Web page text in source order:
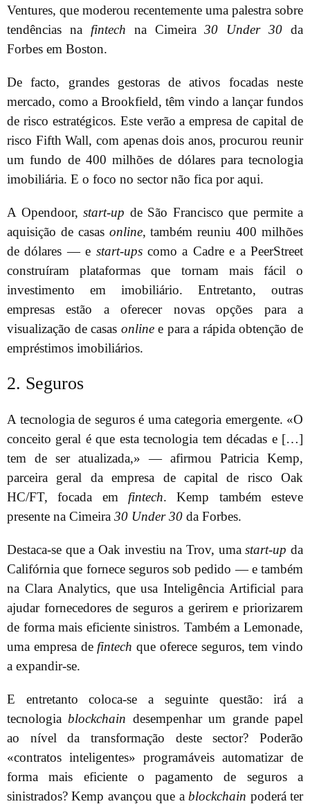
Ventures, que moderou recentemente uma palestra sobre
tendências na fintech na Cimeira30 Under 30 da
Forbes em Boston.
De facto, grandes gestoras de ativos focadas neste
mercado, como a Brookfield, têm vindo a lançar fundos
de risco estratégicos. Este verão a empresa de capital de
risco Fifth Wall, com apenas dois anos, procurou reunir
um fundo de 400 milhões de dólares para tecnologia
imobiliária. E o foco no sector não fica por aqui.
A Opendoor, start-up de São Francisco que permite a
aquisição de casas online, também reuniu 400 milhões
de dólares — e start-upscomo a Cadre e a PeerStreet
construíram plataformas que tornam mais fácil o
investimento em imobiliário. Entretanto, outras
empresas estão a oferecer novas opções para a
visualização de casas onlinee para a rápida obtenção de
empréstimos imobiliários.
2. Seguros
A tecnologia de seguros é uma categoria emergente. «O
conceito geral é que esta tecnologia tem décadas e […]
tem de ser atualizada,» — afirmou Patricia Kemp,
parceira geral da empresa de capital de risco Oak
HC/FT, focada em fintech. Kemp também esteve
presente na Cimeira 30 Under 30 da Forbes.
Destaca-se que a Oak investiu na Trov, umastart-up da
Califórnia que fornece seguros sob pedido — e também
na Clara Analytics, que usa Inteligência Artificial para
ajudar fornecedores de seguros a gerirem e priorizarem
de forma mais eficiente sinistros. Também a Lemonade,
uma empresa de fintech que oferece seguros, tem vindo
a expandir-se.
E entretanto coloca-se a seguinte questão: irá a
tecnologiablockchain desempenhar um grande papel
ao nível da transformação deste sector? Poderão
«contratos inteligentes» programáveis automatizar de
forma mais eficiente o pagamento de seguros a
sinistrados? Kemp avançou que ablockchain poderá ter